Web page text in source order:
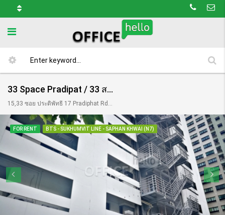
33 Space Pradipat / 33 สเปรซ ประดิพัทธิ์
15,33 ซอย ประดิพัทธิ์ 17 Pradiphat Rd, Khwaeng Samsen Nai, Khet Phaya Thai, Krung Thep Maha Nakhon 10400, Thailand
FOR RENT BTS - SUKHUMVIT LINE - SAPHAN KHWAI (N7)